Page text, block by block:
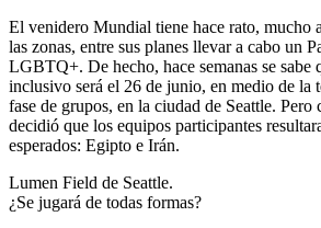
El venidero Mundial tiene hace rato, mucho
las zonas, entre sus planes llevar a cabo un
LGBTQ+. De hecho, hace semanas se sabe
inclusivo será el 26 de junio, en medio de la
fase de grupos, en la ciudad de Seattle. Pero
decidió que los equipos participantes
esperados: Egipto e Irán.
Lumen Field de Seattle.
¿Se jugará de todas formas?